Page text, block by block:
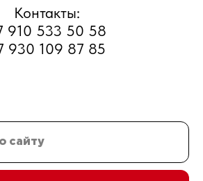
Большая
д.16б
Сб с 9 до 18